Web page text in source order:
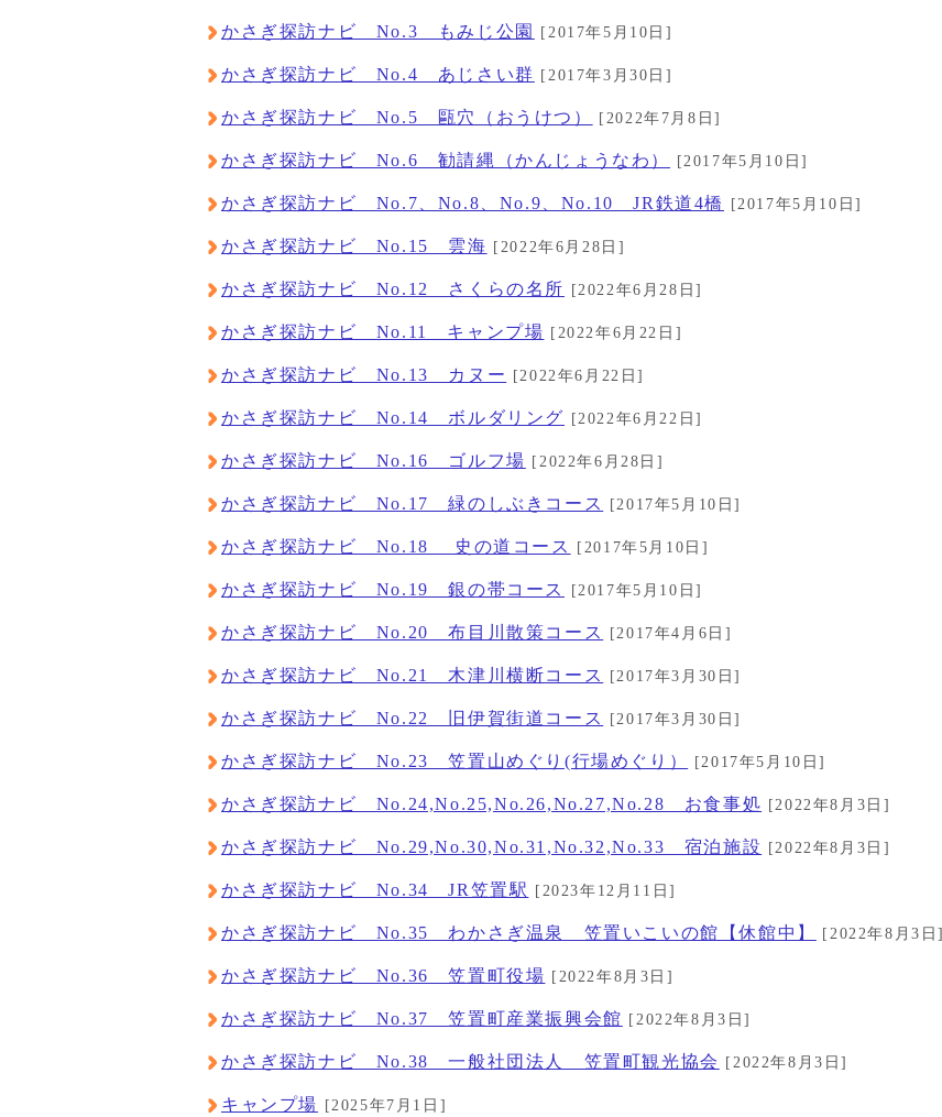
かさぎ探訪ナビ No.3 もみじ公園 [2017年5月10日]
かさぎ探訪ナビ No.4 あじさい群 [2017年3月30日]
かさぎ探訪ナビ No.5 甌穴（おうけつ） [2022年7月8日]
かさぎ探訪ナビ No.6 勧請縄（かんじょうなわ） [2017年5月10日]
かさぎ探訪ナビ No.7、No.8、No.9、No.10 JR鉄道4橋 [2017年5月10日]
かさぎ探訪ナビ No.15 雲海 [2022年6月28日]
かさぎ探訪ナビ No.12 さくらの名所 [2022年6月28日]
かさぎ探訪ナビ No.11 キャンプ場 [2022年6月22日]
かさぎ探訪ナビ No.13 カヌー [2022年6月22日]
かさぎ探訪ナビ No.14 ボルダリング [2022年6月22日]
かさぎ探訪ナビ No.16 ゴルフ場 [2022年6月28日]
かさぎ探訪ナビ No.17 緑のしぶきコース [2017年5月10日]
かさぎ探訪ナビ No.18 史の道コース [2017年5月10日]
かさぎ探訪ナビ No.19 銀の帯コース [2017年5月10日]
かさぎ探訪ナビ No.20 布目川散策コース [2017年4月6日]
かさぎ探訪ナビ No.21 木津川横断コース [2017年3月30日]
かさぎ探訪ナビ No.22 旧伊賀街道コース [2017年3月30日]
かさぎ探訪ナビ No.23 笠置山めぐり(行場めぐり） [2017年5月10日]
かさぎ探訪ナビ No.24,No.25,No.26,No.27,No.28 お食事処 [2022年8月3日]
かさぎ探訪ナビ No.29,No.30,No.31,No.32,No.33 宿泊施設 [2022年8月3日]
かさぎ探訪ナビ No.34 JR笠置駅 [2023年12月11日]
かさぎ探訪ナビ No.35 わかさぎ温泉 笠置いこいの館【休館中】 [2022年8月3日]
かさぎ探訪ナビ No.36 笠置町役場 [2022年8月3日]
かさぎ探訪ナビ No.37 笠置町産業振興会館 [2022年8月3日]
かさぎ探訪ナビ No.38 一般社団法人 笠置町観光協会 [2022年8月3日]
キャンプ場 [2025年7月1日]